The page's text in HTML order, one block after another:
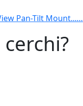
Pan-Tilt Mount...…